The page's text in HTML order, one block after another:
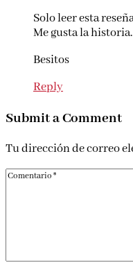
Solo leer esta
Me gusta la historia.
Besitos
Reply
Submit a Comment
Tu dirección de correo